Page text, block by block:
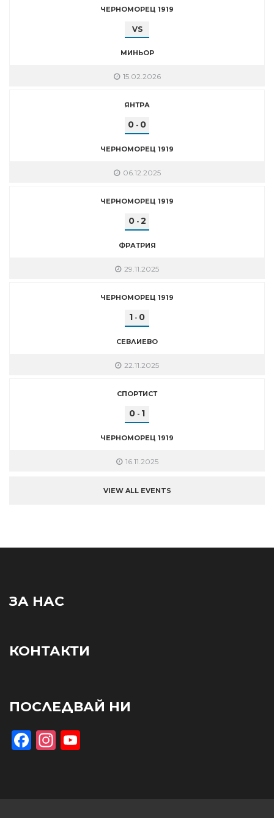
ЧЕРНОМОРЕЦ 1919
VS
МИНЬОР
15.02.2026
ЯНТРА
0 - 0
ЧЕРНОМОРЕЦ 1919
06.12.2025
ЧЕРНОМОРЕЦ 1919
0- 2
ФРАТРИЯ
29.11.2025
ЧЕРНОМОРЕЦ 1919
1 - 0
СЕВЛИЕВО
22.11.2025
СПОРТИСТ
0 - 1
ЧЕРНОМОРЕЦ 1919
16.11.2025
VIEW ALL EVENTS
ЗА НАС
КОНТАКТИ
ПОСЛЕДВАЙ НИ
Facebook
Instagram